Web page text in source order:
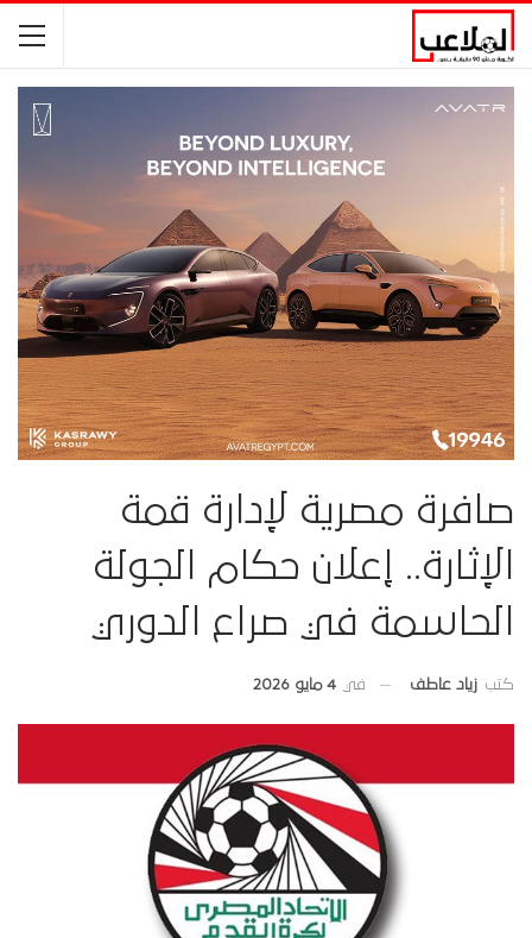
صافرة مصرية لإدارة قمة
الإثارة.. إعلان حكام الجولة
الحاسمة في صراع الدوري
كتب زياد عاطف في 4 مايو 2026